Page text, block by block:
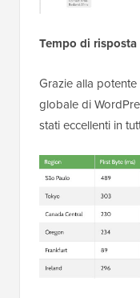
Tempo di
Grazie alla
globale di
stati eccellenti in